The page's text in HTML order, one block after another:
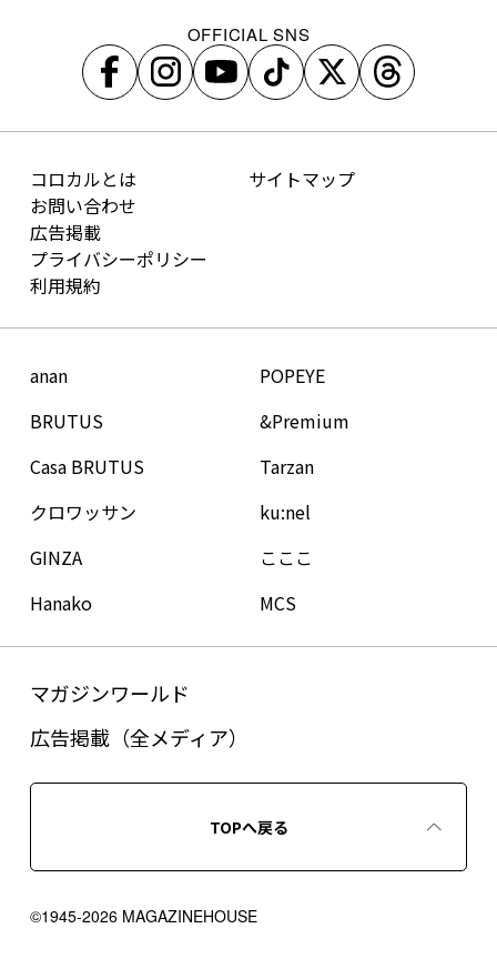
OFFICIAL SNS
コロカルとは
お問い合わせ
広告掲載
プライバシーポリシー
利用規約
サイトマップ
anan
BRUTUS
Casa BRUTUS
クロワッサン
GINZA
Hanako
POPEYE
&Premium
Tarzan
ku:nel
こここ
MCS
©1945-2026 MAGAZINEHOUSE
マガジンワールド
広告掲載（全メディア）
TOPへ戻る